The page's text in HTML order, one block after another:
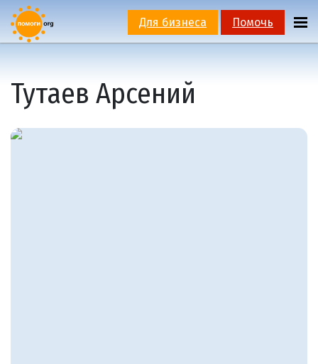
Для бизнеса Помочь
Тутаев Арсений